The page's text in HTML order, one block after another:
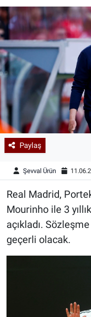
Paylaş
Şevval Ürün
Real Madrid,
Mourinho ile 3
açıkladı.
geçerli olacak.
Kültür & Sanat
Sağlık
Siyaset
Teknoloji
Yazarlar
Astroloji-Rüya